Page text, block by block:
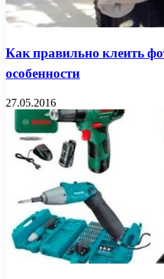
Как правильно клеить
особенности
27.05.2016